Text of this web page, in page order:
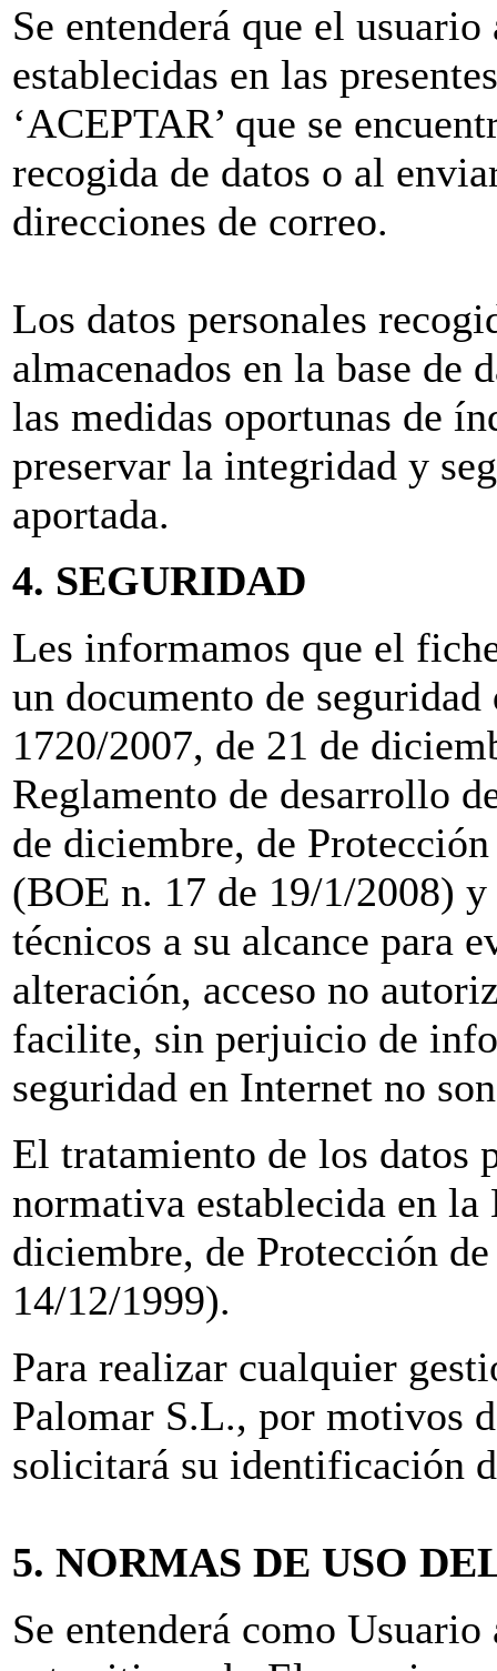
Se entenderá que el
establecidas en las
‘ACEPTAR’ que se
recogida de datos o al
direcciones de correo.
Los datos personales
almacenados en la base de
las medidas oportunas de
preservar la integridad y
aportada.
4. SEGURIDAD
Les informamos que el
un documento de
1720/2007, de 21 de
Reglamento de desarrollo
de diciembre, de
(BOE n. 17 de 19/1/2008)
técnicos a su alcance para
alteración, acceso no
facilite, sin perjuicio de
seguridad en Internet no
El tratamiento de los datos
normativa establecida en
diciembre, de Protección
14/12/1999).
Para realizar cualquier
Palomar S.L., por motivos
solicitará su identificación
5. NORMAS DE USO
Se entenderá como